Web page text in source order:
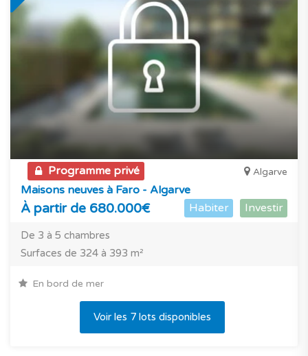
Programme privé Algarve
Maisons neuves à Faro - Algarve
À partir de 680.000€ Habiter Investir
De 3 à 5 chambres
Surfaces de 324 à 393 m²
En bord de mer
Voir les 7 lots disponibles